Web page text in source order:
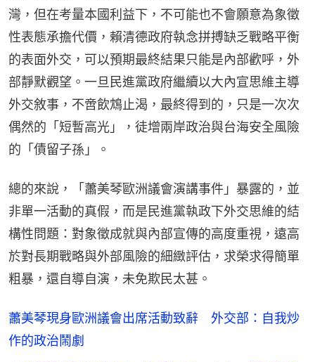
灣，但在考量本國利益下，不可能也不會願意為象徵
性表態承擔代價，賴清德政府執念拼搏缺乏戰略平衡
的表面外交，可以預期最終結果只能是內部歡呼，外
部靜默觀望。一旦民進黨政府繼續以大內宣思維主導
外交敘事，不啻飲鴆止渴，最終得到的，只是一次次
偶然的「短暫高光」，徒增兩岸政治與台海安全風險
的「債留子孫」。
總的來說，「蕭美琴歐洲議會演講事件」暴露的，並
非單一活動的真假，而是民進黨執政下外交思維的結
構性問題：對象徵成就與內部宣傳的高度重視，遠高
於對長期戰略與外部風險的細緻評估，求榮求得簡單
粗暴，還自導自演，未免欺民太甚。
蕭美琴現身歐洲議會出席活動致辭 外交部：自我炒
作的政治鬧劇